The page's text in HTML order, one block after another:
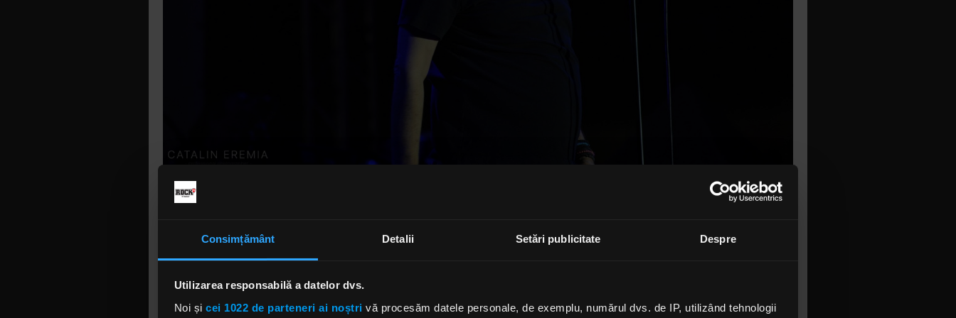
Consimțământ Detalii Setări publicitate Despre
Utilizarea responsabilă a datelor dvs.
Noi și cei 1022 de parteneri ai noștri vă procesăm datele personale, de exemplu, numărul dvs. de IP, utilizând tehnologii
“Ochii tăi”, “Banii vorbesc” sau “ Dincolo de nori”.
Salutul „Bună seara, prieteni!” va răsuna sambătă seara în Piața Unirii din Cluj-
Napoca. Cu vocea sa inconfundabilă, Cristi Minculescu va canta piese care l-
orchestra Bigg Dimm a’Band. Va fi un show de excepție de la care nu vor dori